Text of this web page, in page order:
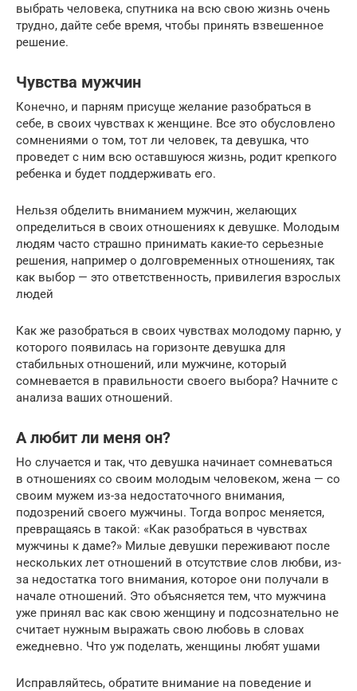
выбрать человека, спутника на всю свою жизнь очень
трудно, дайте себе время, чтобы принять взвешенное
решение.
Чувства мужчин
Конечно, и парням присуще желание разобраться в
себе, в своих чувствах к женщине. Все это обусловлено
сомнениями о том, тот ли человек, та девушка, что
проведет с ним всю оставшуюся жизнь, родит крепкого
ребенка и будет поддерживать его.
Нельзя обделить вниманием мужчин, желающих
определиться в своих отношениях к девушке. Молодым
людям часто страшно принимать какие-то серьезные
решения, например о долговременных отношениях, так
как выбор — это ответственность, привилегия взрослых
людей
Как же разобраться в своих чувствах молодому парню, у
которого появилась на горизонте девушка для
стабильных отношений, или мужчине, который
сомневается в правильности своего выбора? Начните с
анализа ваших отношений.
А любит ли меня он?
Но случается и так, что девушка начинает сомневаться
в отношениях со своим молодым человеком, жена — со
своим мужем из-за недостаточного внимания,
подозрений своего мужчины. Тогда вопрос меняется,
превращаясь в такой: «Как разобраться в чувствах
мужчины к даме?» Милые девушки переживают после
нескольких лет отношений в отсутствие слов любви, из-
за недостатка того внимания, которое они получали в
начале отношений. Это объясняется тем, что мужчина
уже принял вас как свою женщину и подсознательно не
считает нужным выражать свою любовь в словах
ежедневно. Что уж поделать, женщины любят ушами
Исправляйтесь, обратите внимание на поведение и